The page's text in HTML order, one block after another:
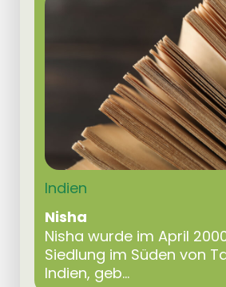
Indien
Nisha
Nisha wurde im April
Siedlung im Süden von
Indien, geb...